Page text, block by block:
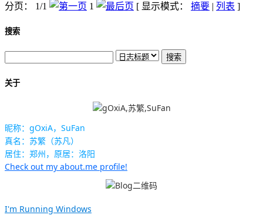
分页： 1/1
1 [ 显示模式： 摘要 | 列表 ]
搜索
关于
昵称：gOxiA，SuFan
真名：苏繁（苏凡）
居住：郑州，原居：洛阳
Check out my about.me profile!
I'm Running Windows